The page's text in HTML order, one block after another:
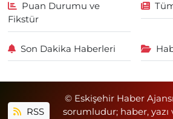
Puan Durumu ve
Fikstür
Son Dakika Haberleri
RSS
© Eskişehir Haber
sorumludur; haber,